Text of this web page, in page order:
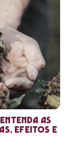
as
efeitos e